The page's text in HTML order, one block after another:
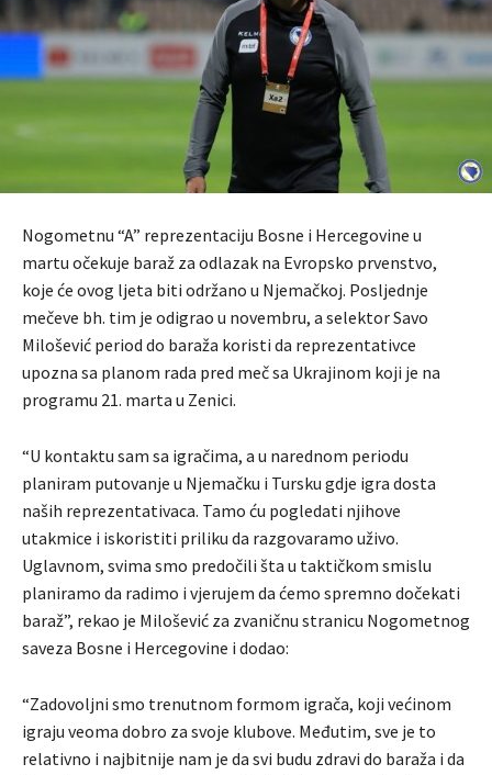
Nogometnu “A” reprezentaciju Bosne i Hercegovine u
martu očekuje baraž za odlazak na Evropsko prvenstvo,
koje će ovog ljeta biti održano u Njemačkoj. Posljednje
mečeve bh. tim je odigrao u novembru, a selektor Savo
Milošević period do baraža koristi da reprezentativce
upozna sa planom rada pred meč sa Ukrajinom koji je na
programu 21. marta u Zenici.
“U kontaktu sam sa igračima, a u narednom periodu
planiram putovanje u Njemačku i Tursku gdje igra dosta
naših reprezentativaca. Tamo ću pogledati njihove
utakmice i iskoristiti priliku da razgovaramo uživo.
Uglavnom, svima smo predočili šta u taktičkom smislu
planiramo da radimo i vjerujem da ćemo spremno dočekati
baraž”, rekao je Milošević za zvaničnu stranicu Nogometnog
saveza Bosne i Hercegovine i dodao:
“Zadovoljni smo trenutnom formom igrača, koji većinom
igraju veoma dobro za svoje klubove. Međutim, sve je to
relativno i najbitnije nam je da svi budu zdravi do baraža i da